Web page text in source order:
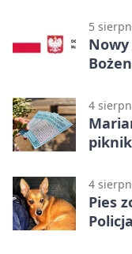
5
4
4
Pies